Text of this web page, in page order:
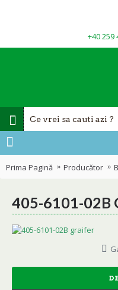
+40 259
Prima Pagină Producător
405-6101-02B